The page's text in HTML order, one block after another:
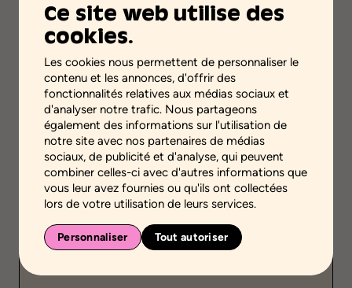
Ce site web utilise des
cookies.
Les cookies nous permettent de personnaliser le
contenu et les annonces, d'offrir des
fonctionnalités relatives aux médias sociaux et
d'analyser notre trafic. Nous partageons
également des informations sur l'utilisation de
notre site avec nos partenaires de médias
sociaux, de publicité et d'analyse, qui peuvent
combiner celles-ci avec d'autres informations que
vous leur avez fournies ou qu'ils ont collectées
lors de votre utilisation de leurs services.
Personnaliser Tout autoriser
Validité scientifique
Savoirs professionnels ou pratiques
Étape de la démarche
Dresser le portrait de la situation
Niveaux scolaires
Secondaire
Environnement
Environnement familial
Public
Durée